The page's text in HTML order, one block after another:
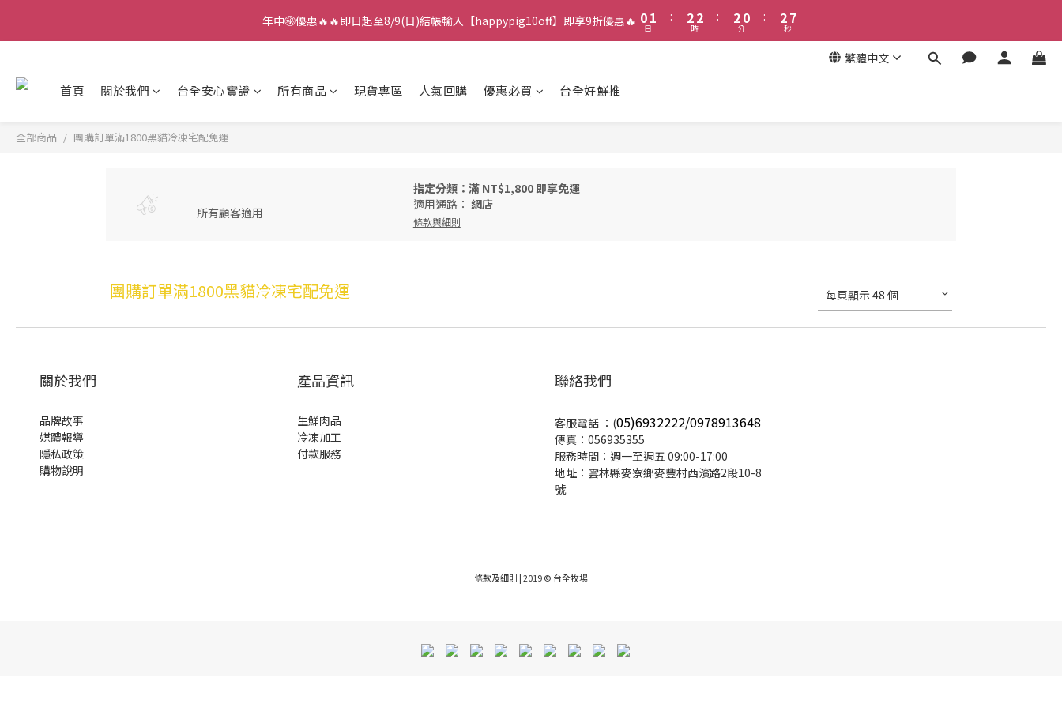
年中㊙️優惠🔥🔥即日起至8/9(日)結帳輸入【happypig10off】即享9折優惠🔥 01
0
日
:
2
1
2
1
時
:
2
1
0
分
:
2
1
7
6
秒
繁體中文
首頁 關於我們 台全安心實證 所有商品 現貨專區 人氣回購 優惠必買 台全好鮮推
全部商品 團購訂單滿1800黑貓冷凍宅配免運
所有顧客適用
指定分類：滿 NT$1,800 即享免運
適用通路： 網店
條款與細則
團購訂單滿1800黑貓冷凍宅配免運 每頁顯示 48 個
關於我們
品牌故事
媒體報導
隱私政策
購物說明
產品資訊
生鮮肉品
冷凍加工
付款服務
聯絡我們
客服電話 ：(05)6932222/0978913648
傳真：056935355
服務時間：週一至週五 09:00-17:00
地址：雲林縣麥寮鄉麥豐村西濱路2段10-8
號
條款及細則 | 2019 © 台全牧場